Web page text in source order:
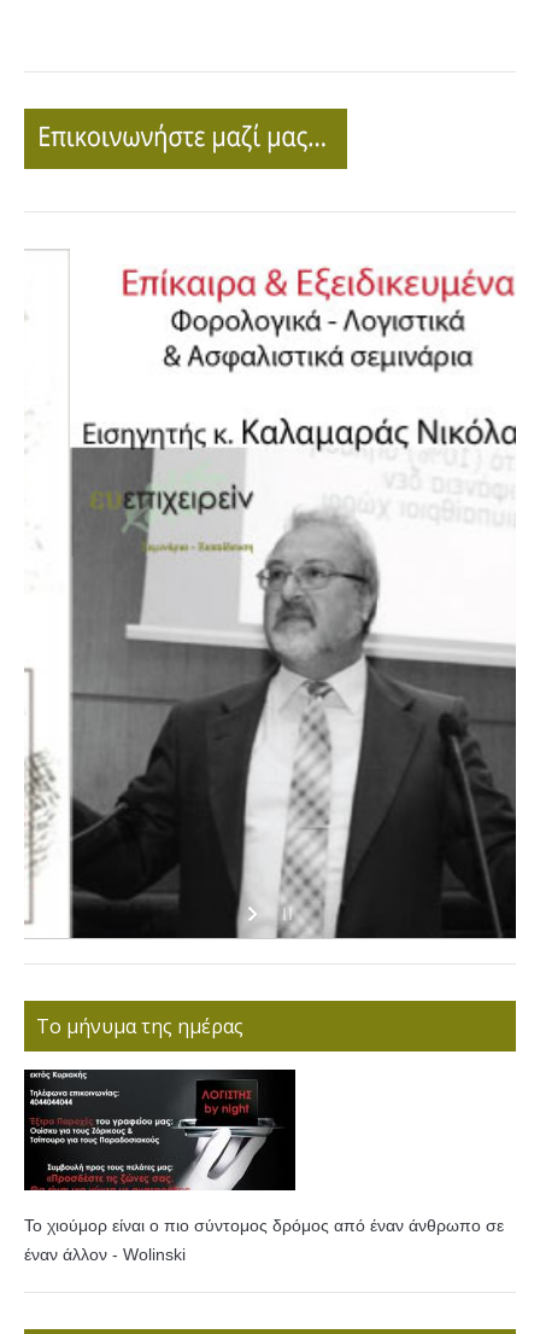
Το μήνυμα της ημέρας
Το χιούμορ είναι ο πιο σύντομος δρόμος από έναν άνθρωπο σε
έναν άλλον - Wolinski